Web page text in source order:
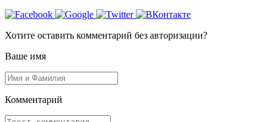
Хотите оставить комментарий без авторизации?
Ваше имя
Комментарий